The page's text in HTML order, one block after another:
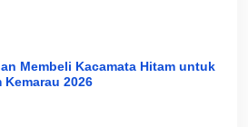
Membeli Kacamata Hitam untuk
Kemarau 2026